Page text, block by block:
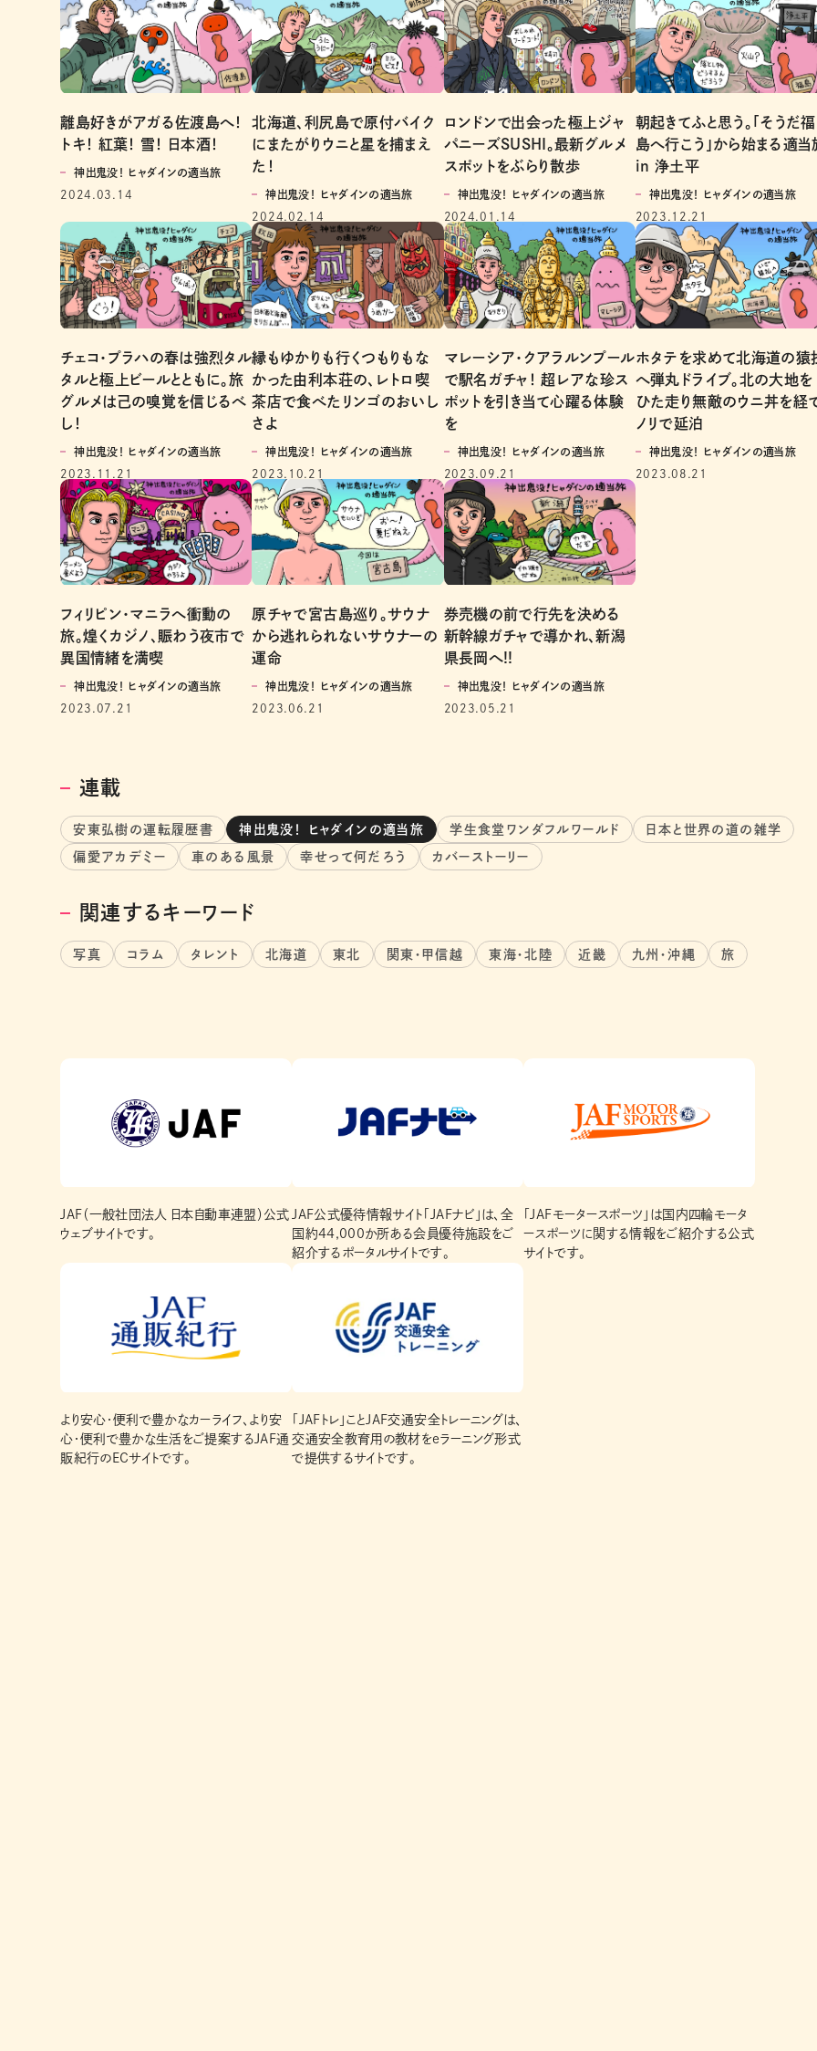
離島好きがアガる佐渡島へ！
トキ！ 紅葉！ 雪！ 日本酒！
神出鬼没！ ヒャダインの適当旅
2024.03.14
北海道、利尻島で原付バイク
にまたがりウニと星を捕まえ
た！
神出鬼没！ ヒャダインの適当旅
2024.02.14
ロンドンで出会った極上ジャ
パニーズSUSHI。最新グルメ
スポットをぶらり散歩
神出鬼没！ ヒャダインの適当旅
2024.01.14
朝起きてふと思う。「そうだ福
島へ行こう」から始まる適当
in 浄土平
神出鬼没！ ヒャダインの適当旅
2023.12.21
チェコ・プラハの春は強烈タル
タルと極上ビールとともに。旅
グルメは己の嗅覚を信じるべ
し！
神出鬼没！ ヒャダインの適当旅
2023.11.21
縁もゆかりも行くつもりもな
かった由利本荘の、レトロ喫
茶店で食べたリンゴのおいし
さよ
神出鬼没！ ヒャダインの適当旅
2023.10.21
マレーシア・クアラルンプール
で駅名ガチャ！ 超レアな珍ス
ポットを引き当て心躍る体験
を
神出鬼没！ ヒャダインの適当旅
2023.09.21
ホタテを求めて北海道の猿
へ弾丸ドライブ。北の大地を
ひた走り無敵のウニ丼を経
ノリで延泊
神出鬼没！ ヒャダインの適当旅
2023.08.21
フィリピン・マニラへ衝動の
旅。煌くカジノ、賑わう夜市で
異国情緒を満喫
神出鬼没！ ヒャダインの適当旅
2023.07.21
原チャで宮古島巡り。サウナ
から逃れられないサウナーの
運命
神出鬼没！ ヒャダインの適当旅
2023.06.21
券売機の前で行先を決める
新幹線ガチャで導かれ、新潟
県長岡へ!!
神出鬼没！ ヒャダインの適当旅
2023.05.21
連載
安東弘樹の運転履歴書 神出鬼没！ ヒャダインの適当旅 学生食堂ワンダフルワールド 日本と世界の道の雑学
偏愛アカデミー 車のある風景 幸せって何だろう カバーストーリー
関連するキーワード
写真 コラム タレント 北海道 東北 関東・甲信越 東海・北陸 近畿 九州・沖縄 旅
JAF（一般社団法人 日本自動車連盟）公式
ウェブサイトです。
JAF公式優待情報サイト「JAFナビ」は、全
国約44,000か所ある会員優待施設をご
紹介するポータルサイトです。
「JAFモータースポーツ」は国内四輪モータ
ースポーツに関する情報をご紹介する公式
サイトです。
より安心・便利で豊かなカーライフ、より安
心・便利で豊かな生活をご提案するJAF通
販紀行のECサイトです。
「JAFトレ」ことJAF交通安全トレーニングは、
交通安全教育用の教材をeラーニング形式
で提供するサイトです。